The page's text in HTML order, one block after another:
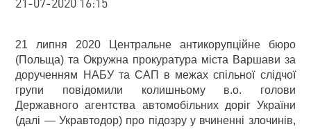
21 липня 2020 Центральне антикорупційне бюро
(Польща) та Окружна прокуратура міста Варшави за
дорученням НАБУ та САП в межах спільної слідчої
групи повідомили колишньому в.о. голови
Державного агентства автомобільних доріг України
(далі — Укравтодор) про підозру у вчиненні злочинів,